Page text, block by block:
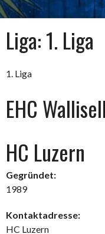
Liga:1. Liga
1. Liga
EHC
HC Luzern
Gegründet:
1989
Kontaktadresse:
HC Luzern